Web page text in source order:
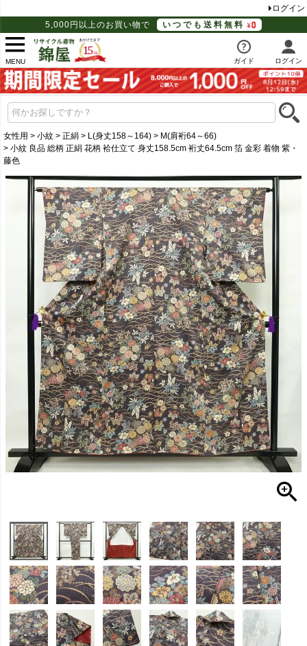
ログイン
5,000円以上のお買い物で
いつでも送料無料
MENU ガイド ログイン
女性用 小紋 正絹 L(身丈158～164)
M(肩裄64～66)
小紋 良品 総柄 正絹 花柄 袷仕立て 身丈158.5cm 裄丈64.5cm 箔 金彩 着物 紫・
藤色